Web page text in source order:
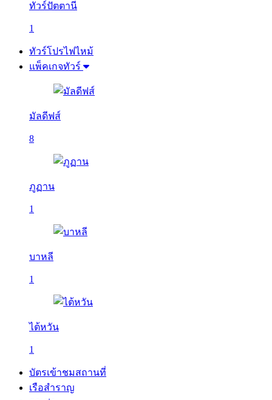
ทัวร์ปัตตานี
1
ทัวร์โปรไฟไหม้
แพ็คเกจทัวร์
มัลดีฟส์
8
ภูฏาน
1
บาหลี
1
ไต้หวัน
1
บัตรเข้าชมสถานที่
เรือสำราญ